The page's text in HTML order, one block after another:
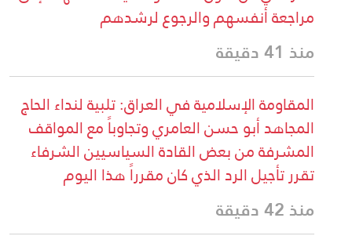
مراجعة أنفسهم والرجوع لرشدهم
منذ 41 دقيقة
المقاومة الإسلامية في العراق: تلبية لنداء الحاج
المجاهد أبو حسن العامري وتجاوباً مع المواقف
المشرفة من بعض القادة السياسيين الشرفاء
تقرر تأجيل الرد الذي كان مقرراً هذا اليوم
منذ 42 دقيقة